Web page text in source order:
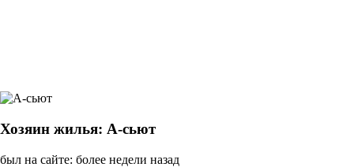
Хозяин жилья: A-сьют
был на сайте: более недели назад